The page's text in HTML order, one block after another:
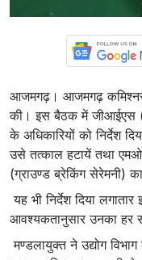
आजमगढ़। आजमगढ़ कमिश्नर
की। इस बैठक में जीआईएस
के अधिकारियों को निर्देश
उसे तत्काल हटायें तथा
(ग्राउण्ड ब्रेकिंग सेरेमनी)
यह भी निर्देश दिया
आवश्यकतानुसार उनका हर
मण्डलायुक्त ने उद्योग